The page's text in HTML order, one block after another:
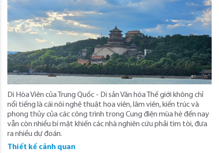
Di Hòa Viên của Trung Quốc - Di sản Văn hóa Thế giới không chỉ
nổi tiếng là cái nôi nghệ thuật hoa viên, lâm viên, kiến trúc và
phong thủy của các công trình trong Cung điện mùa hè đến nay
vẫn còn nhiều bí mật khiến các nhà nghiên cứu phải tìm tòi, đưa
ra nhiều dự đoán.
Thiết kế cảnh quan